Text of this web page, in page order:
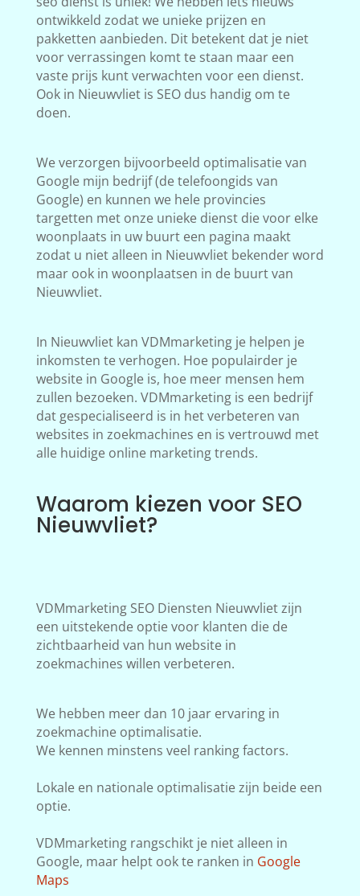
ontwikkeld zodat we unieke prijzen en
pakketten aanbieden. Dit betekent dat je niet
voor verrassingen komt te staan maar een
vaste prijs kunt verwachten voor een dienst.
Ook in Nieuwvliet is SEO dus handig om te
doen.
We verzorgen bijvoorbeeld optimalisatie van
Google mijn bedrijf (de telefoongids van
Google) en kunnen we hele provincies
targetten met onze unieke dienst die voor elke
woonplaats in uw buurt een pagina maakt
zodat u niet alleen in Nieuwvliet bekender word
maar ook in woonplaatsen in de buurt van
Nieuwvliet.
In Nieuwvliet kan VDMmarketing je helpen je
inkomsten te verhogen. Hoe populairder je
website in Google is, hoe meer mensen hem
zullen bezoeken. VDMmarketing is een bedrijf
dat gespecialiseerd is in het verbeteren van
websites in zoekmachines en is vertrouwd met
alle huidige online marketing trends.
Waarom kiezen voor SEO
Nieuwvliet?
VDMmarketing SEO Diensten Nieuwvliet zijn
een uitstekende optie voor klanten die de
zichtbaarheid van hun website in
zoekmachines willen verbeteren.
We hebben meer dan 10 jaar ervaring in
zoekmachine optimalisatie.
We kennen minstens veel ranking factors.
Lokale en nationale optimalisatie zijn beide een
optie.
VDMmarketing rangschikt je niet alleen in
Google, maar helpt ook te ranken in Google
Maps